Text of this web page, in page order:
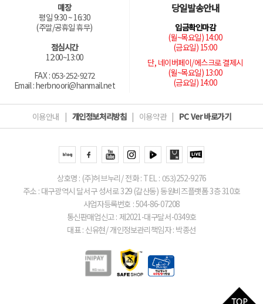
매장
평일 9:30 ~ 16:30
(주말/공휴일 휴무)
점심시간
12:00~13:00
FAX : 053-252-9272
Email : herbnoori@hanmail.net
당일발송안내
입금확인마감
(월~목요일) 14:00
(금요일) 15:00
단, 네이버페이/에스크로 결제시
(월~목요일) 13:00
(금요일) 14:00
이용안내 | 개인정보처리방침 | 이용약관 | PC Ver 바로가기
상호명 : (주)허브누리/ 전화 : TEL : 053)252-9276
주소 : 대구광역시 달서구 성서로 329 (갈산동) 동원비즈플랫폼 3층 310호
사업자등록번호 : 504-86-07208
통신판매업신고 : 제2021-대구달서-0349호
대표 : 신유현/ 개인정보관리책임자 : 박종선